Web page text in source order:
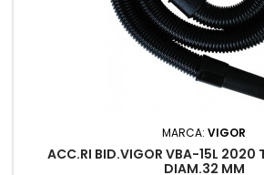
MARCA: VIGOR
ACC.RI BID.VIGOR VBA-15L 2020
DIAM.32 MM